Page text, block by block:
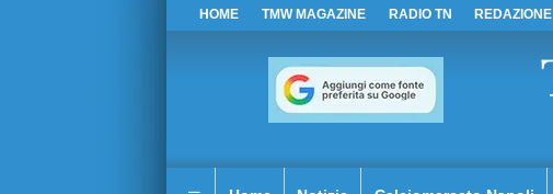
HOME TMW MAGAZINE RADIO TN REDAZIONE